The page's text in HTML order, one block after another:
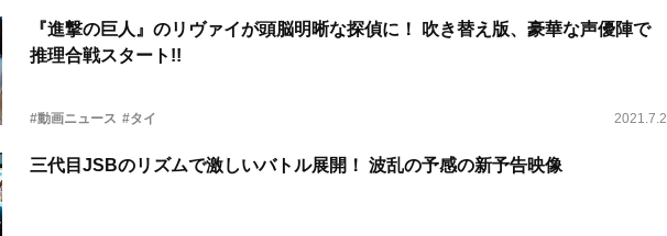
『進撃の巨人』のリヴァイが頭脳明晰な探偵に！ 吹き替え版、豪華な声優陣で
推理合戦スタート!!
#動画ニュース #タイ 2021.7.2
三代目JSBのリズムで激しいバトル展開！ 波乱の予感の新予告映像